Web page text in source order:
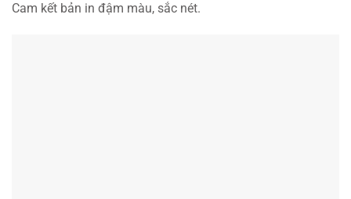
Cam kết bản in đậm màu, sắc nét.